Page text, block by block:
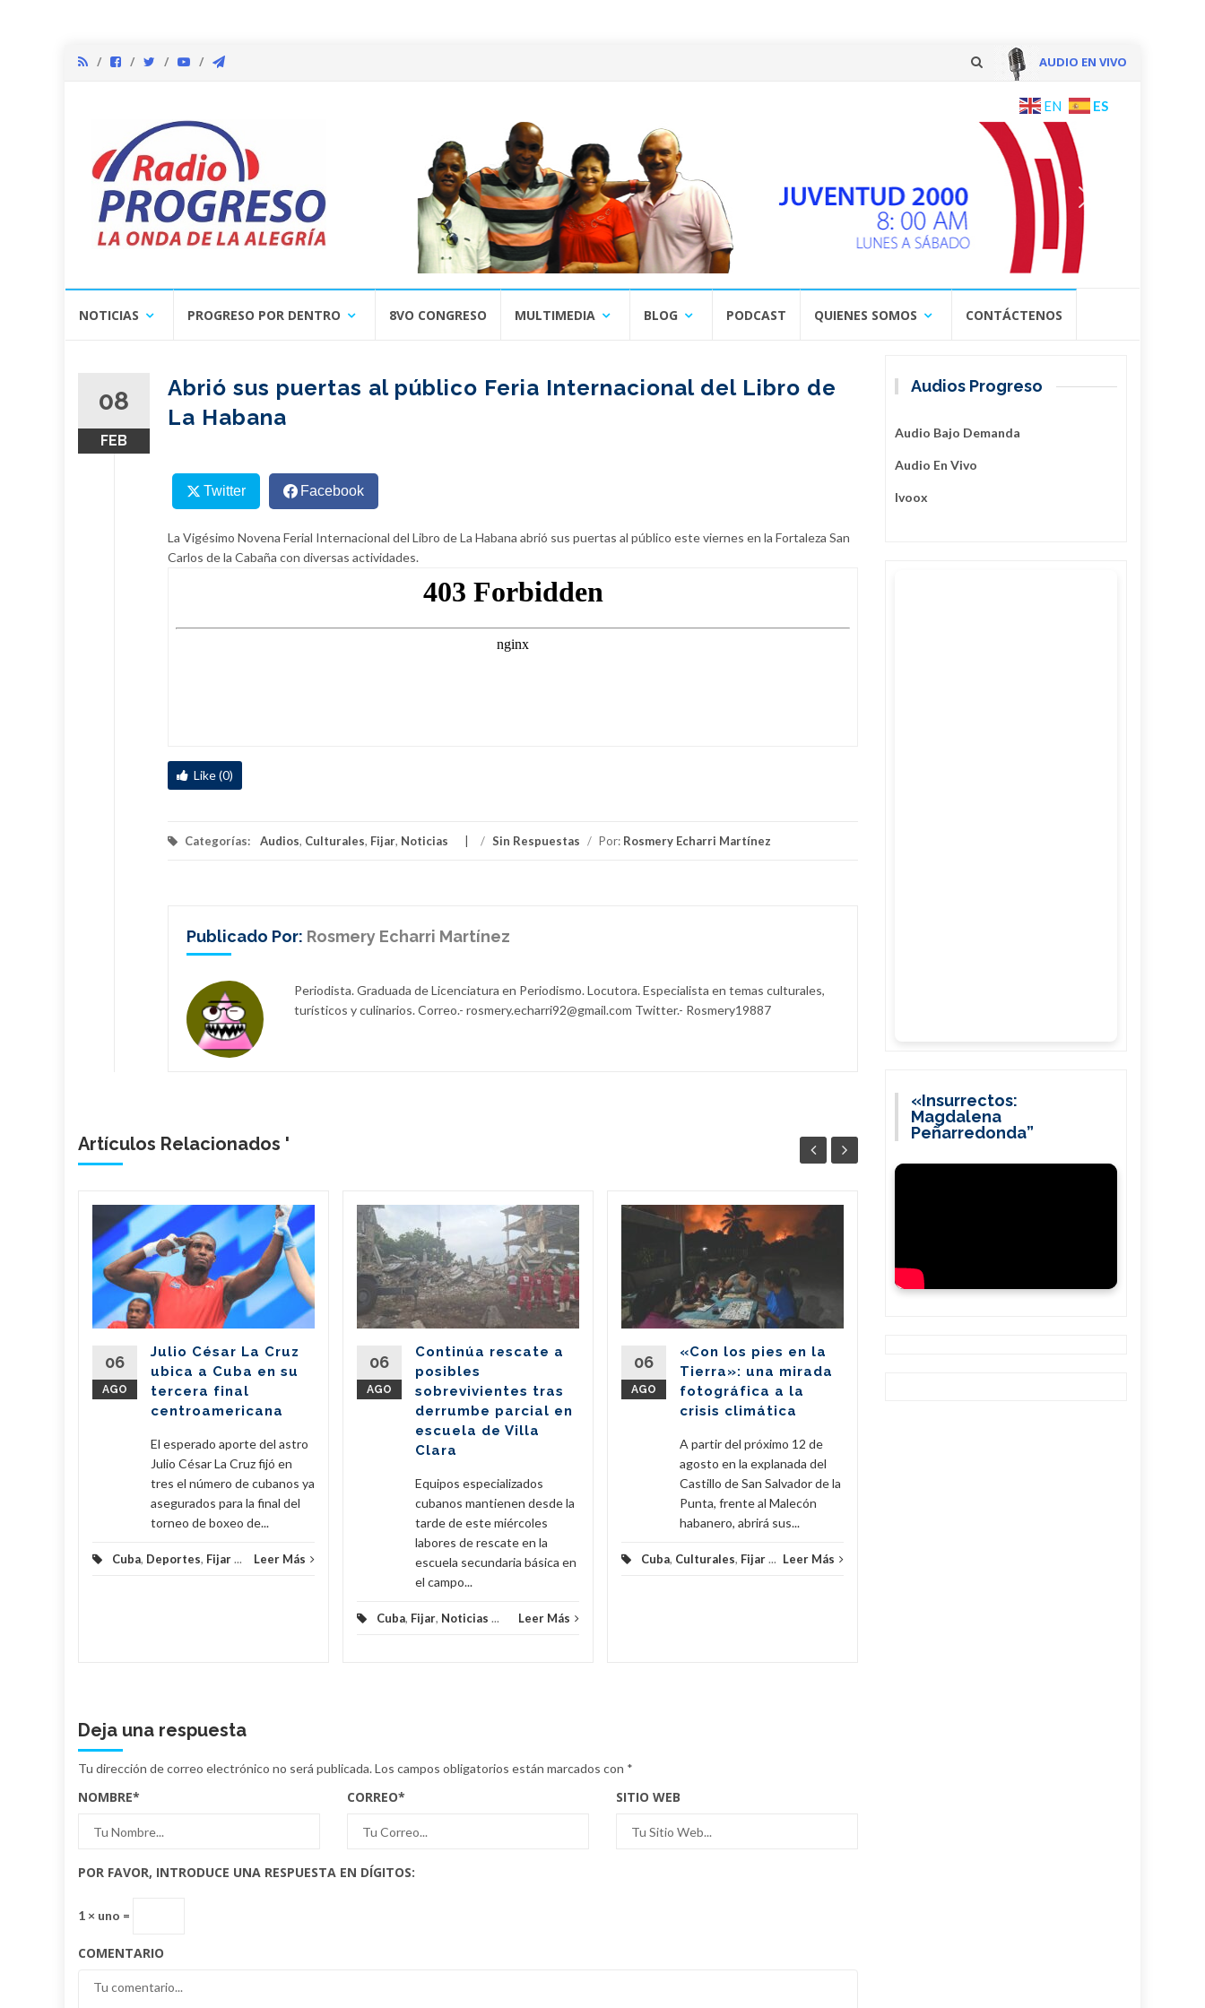
AUDIO EN VIVO
content
EN ES
NOTICIAS PROGRESO POR DENTRO 8VO CONGRESO MULTIMEDIA BLOG PODCAST QUIENES SOMOS CONTÁCTENOS
08
FEB
Abrió sus puertas al público Feria Internacional del Libro de
La Habana
Twitter Facebook
La Vigésimo Novena Ferial Internacional del Libro de La Habana abrió sus puertas al público este viernes en la Fortaleza San
Carlos de la Cabaña con diversas actividades.
Like (0)
Categorías: Audios, Culturales, Fijar, Noticias / Sin Respuestas / Por: Rosmery Echarri Martínez
Publicado Por: Rosmery Echarri Martínez
Periodista. Graduada de Licenciatura en Periodismo. Locutora. Especialista en temas culturales,
turísticos y culinarios. Correo.- rosmery.echarri92@gmail.com Twitter.- Rosmery19887
Artículos Relacionados '
06
AGO
Julio César La Cruz
ubica a Cuba en su
tercera final
centroamericana
El esperado aporte del astro
Julio César La Cruz fijó en
tres el número de cubanos ya
asegurados para la final del
torneo de boxeo de...
Cuba, Deportes, Fijar... Leer Más
06
AGO
Continúa rescate a
posibles
sobrevivientes tras
derrumbe parcial en
escuela de Villa
Clara
Equipos especializados
cubanos mantienen desde la
tarde de este miércoles
labores de rescate en la
escuela secundaria básica en
el campo...
Cuba, Fijar, Noticias ... Leer Más
06
AGO
«Con los pies en la
Tierra»: una mirada
fotográfica a la
crisis climática
A partir del próximo 12 de
agosto en la explanada del
Castillo de San Salvador de la
Punta, frente al Malecón
habanero, abrirá sus...
Cuba, Culturales, Fijar... Leer Más
AGO
MW (+Post)
Deja una respuesta
Tu dirección de correo electrónico no será publicada.Los campos obligatorios están marcados con *
NOMBRE* CORREO* SITIO WEB
POR FAVOR, INTRODUCE UNA RESPUESTA EN DÍGITOS:
1 × uno =
COMENTARIO
Audios Progreso
Audio Bajo Demanda
Audio En Vivo
Ivoox
«Insurrectos:
Magdalena
Peñarredonda”